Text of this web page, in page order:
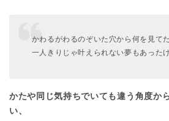
かわるがわるのぞいた穴から何を見て
一人きりじゃ叶えられない夢もあった
かたや同じ気持ちでいても違う角度か
い、